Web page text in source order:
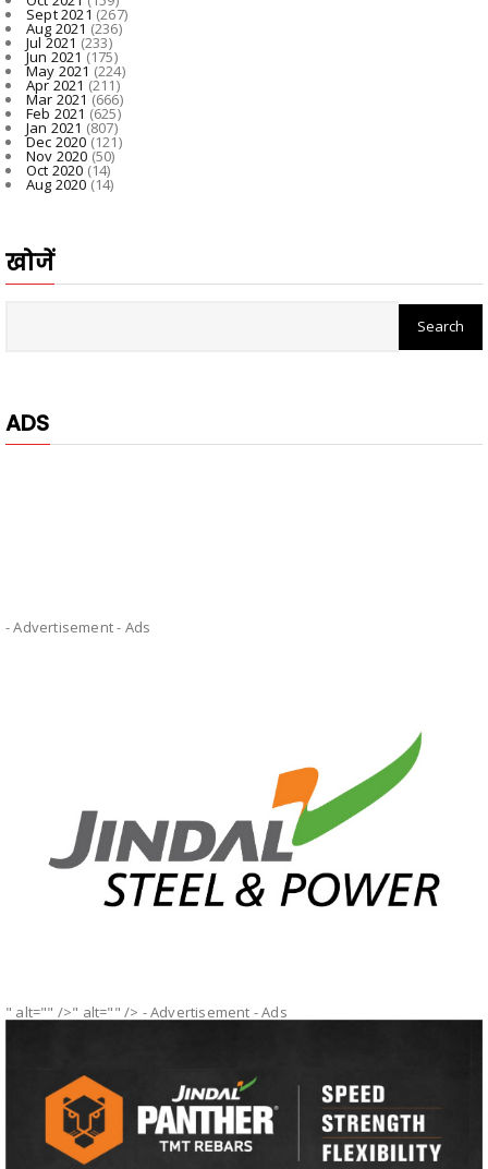
Sept 2021 (267)
Aug 2021 (236)
Jul 2021 (233)
Jun 2021(175)
May 2021(224)
Apr 2021 (211)
Mar 2021 (666)
Feb 2021 (625)
Jan 2021 (807)
Dec 2020(121)
Nov 2020 (50)
Oct 2020 (14)
Aug 2020(14)
खोजें
ADS
- Advertisement - Ads
" alt="" />" alt="" /> - Advertisement -Ads